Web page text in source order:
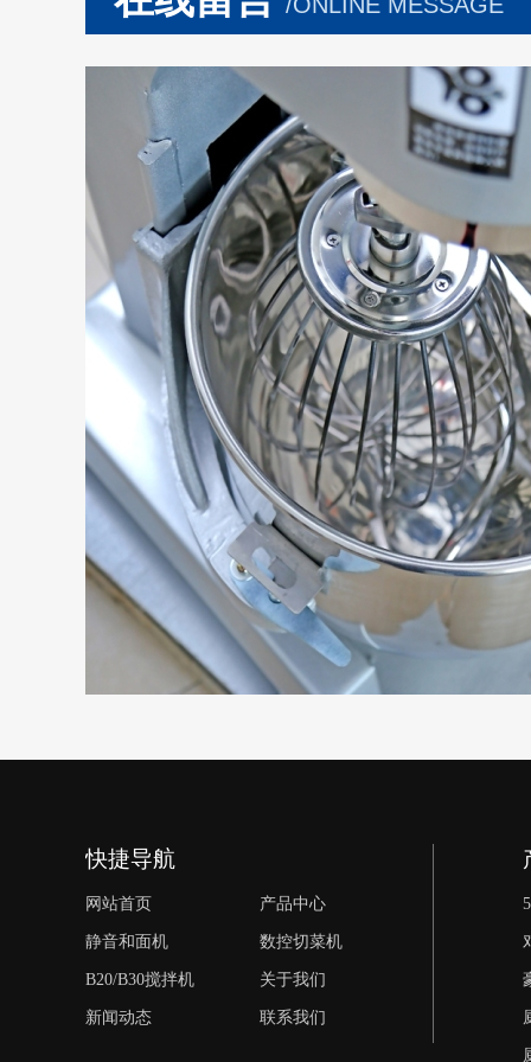
快捷导航
网站首页 产品中心
静音和面机 数控切菜机
B20/B30搅拌机 关于我们
新闻动态 联系我们